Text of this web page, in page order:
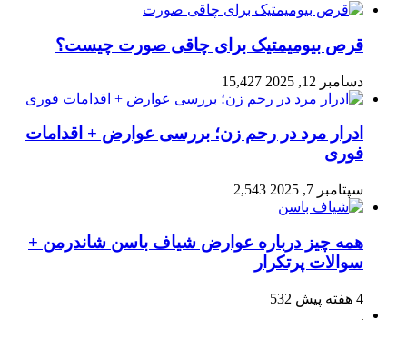
قرص بیومیمتیک برای چاقی صورت چیست؟
دسامبر 12, 2025 15,427
ادرار مرد در رحم زن؛ بررسی عوارض + اقدامات
فوری
سپتامبر 7, 2025 2,543
همه چیز درباره عوارض شیاف باسن شاندرمن +
سوالات پرتکرار
4 هفته پیش 532